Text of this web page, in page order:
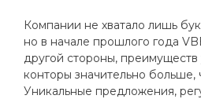
Компании не хватало лишь
но в начале прошлого года
другой стороны,
конторы значительно больше,
Уникальные предложения,